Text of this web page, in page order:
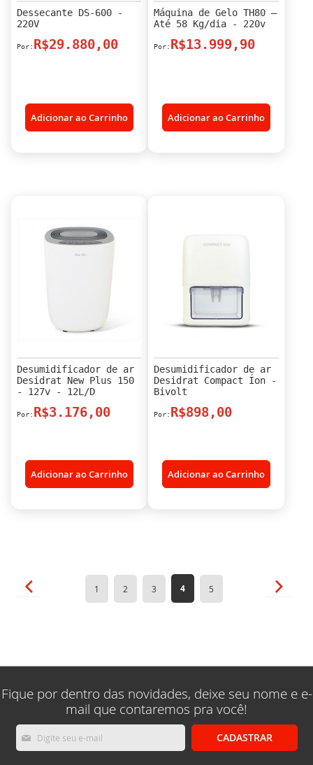
Dessecante DS-600 -
220V
R$29.880,00
Adicionar ao Carrinho
Máquina de Gelo TH80 –
Até 58 Kg/dia - 220v
R$13.999,90
Adicionar ao Carrinho
Desumidificador de ar
Desidrat New Plus 150
- 127v - 12L/D
R$3.176,00
Adicionar ao Carrinho
Desumidificador de ar
Desidrat Compact Íon -
Bivolt
R$898,00
Adicionar ao Carrinho
Página
Página
1 Página
2 Página
3
Você
4 Página
5
Fique por dentro das novidades, deixe seu nome e e-
mail que contaremos pra você!
Inscreva-
se
CADASTRAR